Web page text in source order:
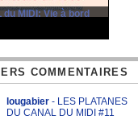
du MIDI: Vie à bord
COMMENTAIRES
lougabier - LES PLATANES
DU CANAL DU MIDI #11